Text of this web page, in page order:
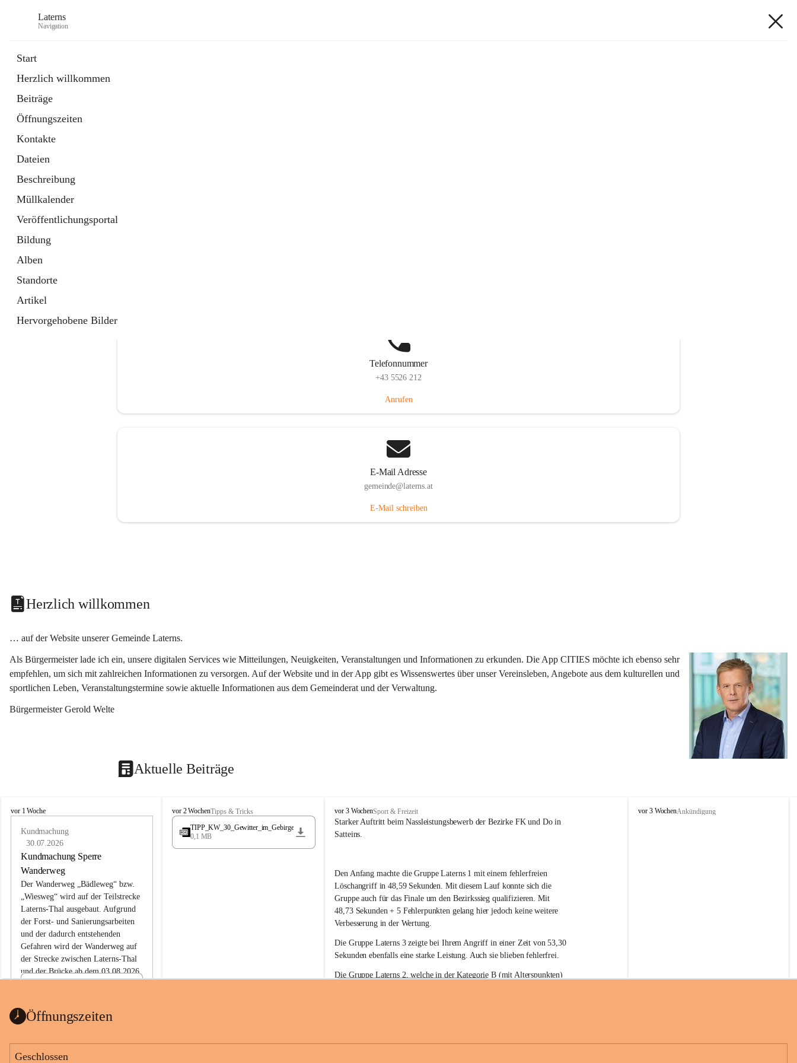
Laterns
Navigation
Start
Herzlich willkommen
Beiträge
Öffnungszeiten
Kontakte
Dateien
Beschreibung
Müllkalender
Veröffentlichungsportal
Bildung
Alben
Standorte
Artikel
Hervorgehobene Bilder
Telefonnummer
+43 5526 212
Anrufen
E-Mail Adresse
gemeinde@laterns.at
E-Mail schreiben
Herzlich willkommen
… auf der Website unserer Gemeinde Laterns.
Als Bürgermeister lade ich ein, unsere digitalen Services wie Mitteilungen, Neuigkeiten, Veranstaltungen und Informationen zu erkunden. Die App CITIES möchte ich ebenso sehr
empfehlen, um sich mit zahlreichen Informationen zu versorgen. Auf der Website und in der App gibt es Wissenswertes über unser Vereinsleben, Angebote aus dem kulturellen und
sportlichen Leben, Veranstaltungstermine sowie aktuelle Informationen aus dem Gemeinderat und der Verwaltung.
Bürgermeister Gerold Welte
Aktuelle Beiträge
L
vor 1 Woche
Kundmachung
30.07.2026
Kundmachung Sperre
Wanderweg
Der Wanderweg „Bädleweg“ bzw.
„Wiesweg“ wird auf der Teilstrecke
Laterns-Thal ausgebaut. Aufgrund
der Forst- und Sanierungsarbeiten
und der dadurch entstehenden
Gefahren wird der Wanderweg auf
der Strecke zwischen Laterns-Thal
und der Brücke ab dem 03.08.2026
ht
1 Seite•0,1 MB
L
a
e
vor 2 WochenTipps & Tricks
TIPP_KW_30_Gewitter_im_Gebirge
0,1 MB
F
r
e
l
l
i
g
e
F
e
u
e
r
w
t
vor 3 WochenSport & Freizeit
Starker Auftritt beim Nassleistungsbewerb der Bezirke FK und Do in
Satteins.
Den Anfang machte die Gruppe Laterns 1 mit einem fehlerfreien
Löschangriff in 48,59 Sekunden. Mit diesem Lauf konnte sich die
Gruppe auch für das Finale um den Bezirkssieg qualifizieren. Mit
48,73 Sekunden + 5 Fehlerpunkten gelang hier jedoch keine weitere
Verbesserung in der Wertung.
Die Gruppe Laterns 3 zeigte bei Ihrem Angriff in einer Zeit von 53,30
Sekunden ebenfalls eine starke Leistung. Auch sie blieben fehlerfrei.
Die Gruppe Laterns 2, welche in der Kategorie B (mit Alterspunkten)
L
vor 3 WochenAnkündigung
Öffnungszeiten
Geschlossen